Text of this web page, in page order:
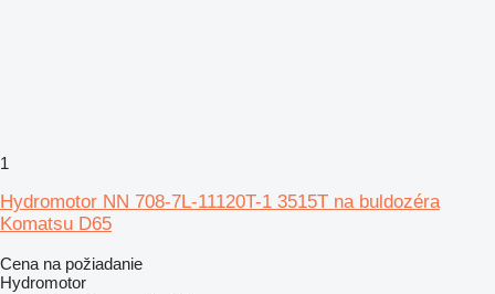
1
Hydromotor NN 708-7L-11120T-1 3515T na buldozéra
Komatsu D65
Cena na požiadanie
Hydromotor